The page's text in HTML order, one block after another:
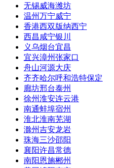
无锡威海潍坊
温州万宁威宁
香港西双版纳西宁
西昌 咸宁银川
义乌烟台宜昌
宜兴漳州张家口
舟山河源大庆
齐齐哈尔呼和浩特保定
廊坊邢台泰州
徐州淮安连云港
南通蚌埠宿州
淮北淮南芜湖
滁州吉安龙岩
珠海三沙邵阳
襄阳许昌常德
南阳恩施郴州